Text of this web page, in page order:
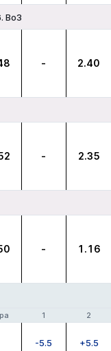
Bo3
- 2.40
- 2.35
- 1.16
1 2
1 2
-5.5 +5.5